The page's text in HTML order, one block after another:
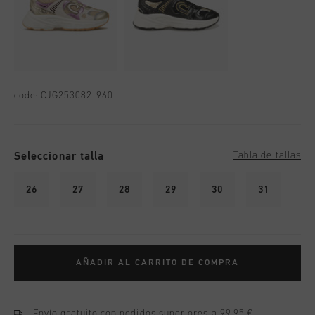
code: CJG253082-960
Seleccionar talla Tabla de tallas
26 27 28 29 30 31
AÑADIR AL CARRITO DE COMPRA